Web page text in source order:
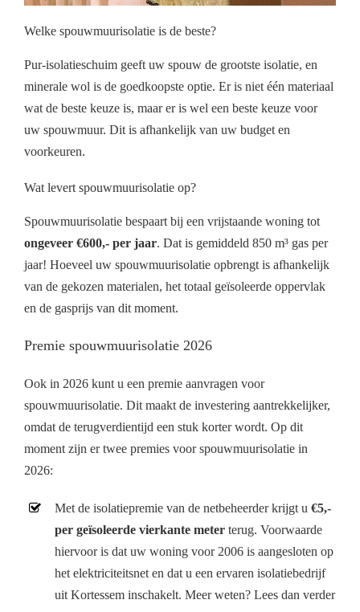
Welke spouwmuurisolatie is de beste?
Pur-isolatieschuim geeft uw spouw de grootste isolatie, en
minerale wol is de goedkoopste optie. Er is niet één materiaal
wat de beste keuze is, maar er is wel een beste keuze voor
uw spouwmuur. Dit is afhankelijk van uw budget en
voorkeuren.
Wat levert spouwmuurisolatie op?
Spouwmuurisolatie bespaart bij een vrijstaande woning tot
ongeveer €600,- per jaar. Dat is gemiddeld 850 m³ gas per
jaar! Hoeveel uw spouwmuurisolatie opbrengt is afhankelijk
van de gekozen materialen, het totaal geïsoleerde oppervlak
en de gasprijs van dit moment.
Premie spouwmuurisolatie 2026
Ook in 2026 kunt u een premie aanvragen voor
spouwmuurisolatie. Dit maakt de investering aantrekkelijker,
omdat de terugverdientijd een stuk korter wordt. Op dit
moment zijn er twee premies voor spouwmuurisolatie in
2026:
Met de isolatiepremie van de netbeheerder krijgt u€5,-
per geïsoleerde vierkante meter terug. Voorwaarde
hiervoor is dat uw woning voor 2006 is aangesloten op
het elektriciteitsnet en dat u een ervaren isolatiebedrijf
uit Kortessem inschakelt. Meer weten? Lees dan verder